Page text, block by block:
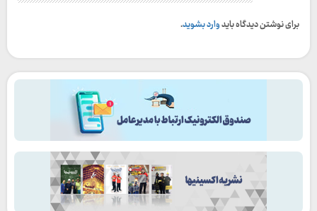
برای نوشتن دیدگاه بایدوارد بشوید.